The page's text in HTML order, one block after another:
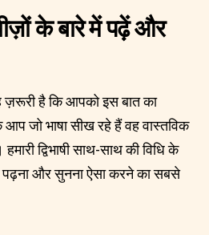
के बारे में पढ़ें और
ज़रूरी है कि आपको इस बात का
आप जो भाषा सीख रहे हैं वह वास्तविक
द्विभाषी साथ-साथ की विधि के
पढ़ना और सुनना ऐसा करने का सबसे